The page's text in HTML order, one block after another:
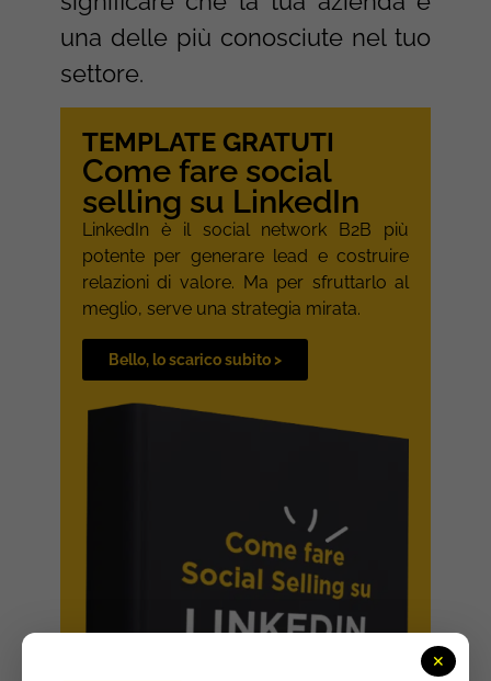
una delle più conosciute nel tuo
settore.
TEMPLATE GRATUTI
Come fare social
selling su LinkedIn
LinkedIn è il social network B2B più
potente per generare lead e costruire
relazioni di valore. Ma per sfruttarlo al
meglio, serve una strategia mirata.
Bello, lo scarico subito >
✕